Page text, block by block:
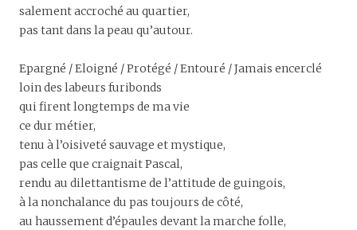
salement accroché au quartier,
pas tant dans la peau qu’autour.
Epargné / Eloigné / Protégé / Entouré / Jamais encerclé
loin des labeurs furibonds
qui firent longtemps de ma vie
ce dur métier,
tenu à l’oisiveté sauvage et mystique,
pas celle que craignait Pascal,
rendu au dilettantisme de l’attitude de guingois,
à la nonchalance du pas toujours de côté,
au haussement d’épaules devant la marche folle,